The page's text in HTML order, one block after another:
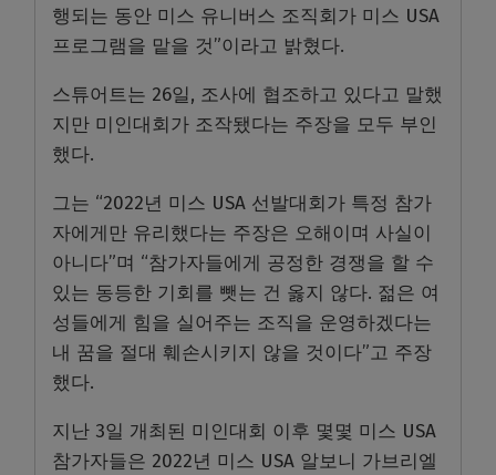
행되는 동안 미스 유니버스 조직회가 미스 USA
프로그램을 맡을 것”이라고 밝혔다.
스튜어트는 26일, 조사에 협조하고 있다고 말했
지만 미인대회가 조작됐다는 주장을 모두 부인
했다.
그는 “2022년 미스 USA 선발대회가 특정 참가
자에게만 유리했다는 주장은 오해이며 사실이
아니다”며 “참가자들에게 공정한 경쟁을 할 수
있는 동등한 기회를 뺏는 건 옳지 않다. 젊은 여
성들에게 힘을 실어주는 조직을 운영하겠다는
내 꿈을 절대 훼손시키지 않을 것이다”고 주장
했다.
지난 3일 개최된 미인대회 이후 몇몇 미스 USA
참가자들은 2022년 미스 USA 알보니 가브리엘